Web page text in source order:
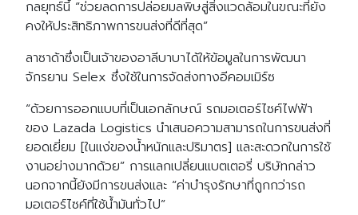
กลยุทธ์นี้ “ช่วยลดการปล่อยมลพิษสู่สิ่งแวดล้อมในขณะที่ยัง
คงให้ประสิทธิภาพการขนส่งที่ดีที่สุด”
ลาซาด้าซึ่งเป็นเจ้าของอาลีบาบาได้ให้ข้อมูลในการพัฒนา
จักรยาน Selex ซึ่งใช้ในการจัดส่งทางอีคอมเมิร์ซ
“ด้วยการออกแบบที่เป็นเอกลักษณ์ รถมอเตอร์ไซค์ไฟฟ้า
ของ Lazada Logistics นำเสนอความสามารถในการขนส่งที่
ยอดเยี่ยม [ในแง่ของน้ำหนักและปริมาตร] และสะดวกในการใช้
งานอย่างมากด้วย” การแลกเปลี่ยนแบตเตอรี่ บริษัทกล่าว
นอกจากนี้ยังมีการขนส่งและ “ค่าบำรุงรักษาที่ถูกกว่ารถ
มอเตอร์ไซค์ที่ใช้น้ำมันทั่วไป”